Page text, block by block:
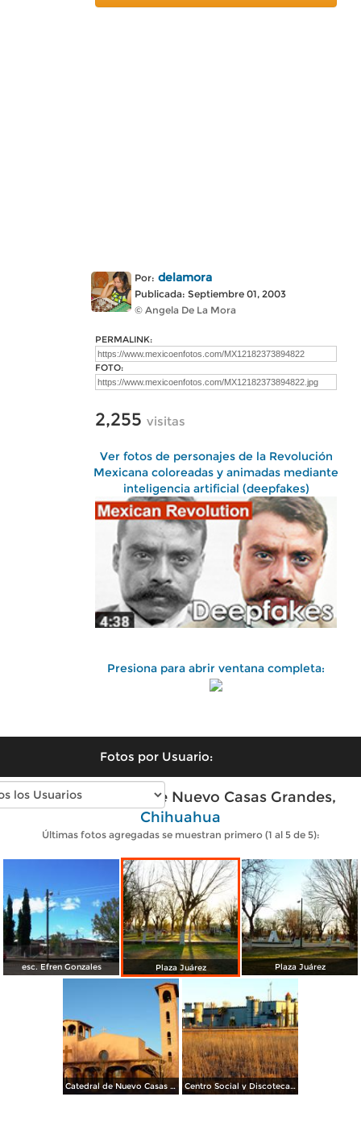
Por: delamora
Publicada: Septiembre 01, 2003
© Angela De La Mora
PERMALINK:
FOTO:
2,255 visitas
Ver fotos de personajes de la Revolución
Mexicana coloreadas y animadas mediante
inteligencia artificial (deepfakes)
Presiona para abrir ventana completa:
Fotos por Usuario:
Fotos modernas de Nuevo Casas Grandes,
Chihuahua
Últimas fotos agregadas se muestran primero (1 al 5 de 5):
esc. Efren Gonzales Plaza Juárez Plaza Juárez
Catedral de Nuevo Casas Grandes Centro Social y Discoteca El Camelot